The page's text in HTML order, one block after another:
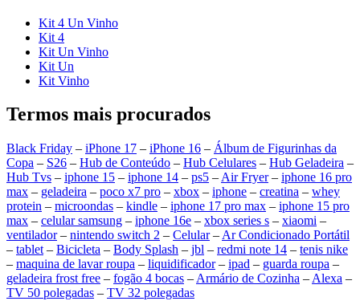
Kit 4 Un Vinho
Kit 4
Kit Un Vinho
Kit Un
Kit Vinho
Termos mais procurados
Black Friday – iPhone 17 – iPhone 16 – Álbum de Figurinhas da
Copa – S26 – Hub de Conteúdo – Hub Celulares – Hub Geladeira –
Hub Tvs – iphone 15 – iphone 14 – ps5 – Air Fryer– iphone 16 pro
max – geladeira – poco x7 pro – xbox – iphone – creatina – whey
protein – microondas – kindle – iphone 17 pro max – iphone 15 pro
max – celular samsung – iphone 16e – xbox series s – xiaomi –
ventilador– nintendo switch 2 – Celular– Ar Condicionado Portátil
– tablet – Bicicleta – Body Splash – jbl – redmi note 14 – tenis nike
– maquina de lavar roupa – liquidificador– ipad – guarda roupa –
geladeira frost free – fogão 4 bocas – Armário de Cozinha – Alexa –
TV 50 polegadas – TV 32 polegadas